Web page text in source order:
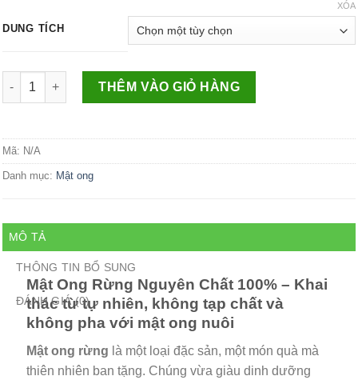
DUNG TÍCH
XÓA
Số lượng
THÊM VÀO GIỎ HÀNG
Mã: N/A
Danh mục: Mật ong
MÔ TẢ
THÔNG TIN BỔ SUNG
ĐÁNH GIÁ (0)
Mật Ong Rừng Nguyên Chất 100% – Khai
thác từ tự nhiên, không tạp chất và
không pha với mật ong nuôi
Mật ong rừng là một loại đặc sản, một món quà mà
thiên nhiên ban tặng. Chúng vừa giàu dinh dưỡng